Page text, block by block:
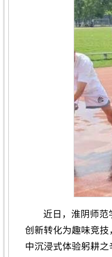
近日，淮阴师范
创新转化为趣味竞
中沉浸式体验躬耕